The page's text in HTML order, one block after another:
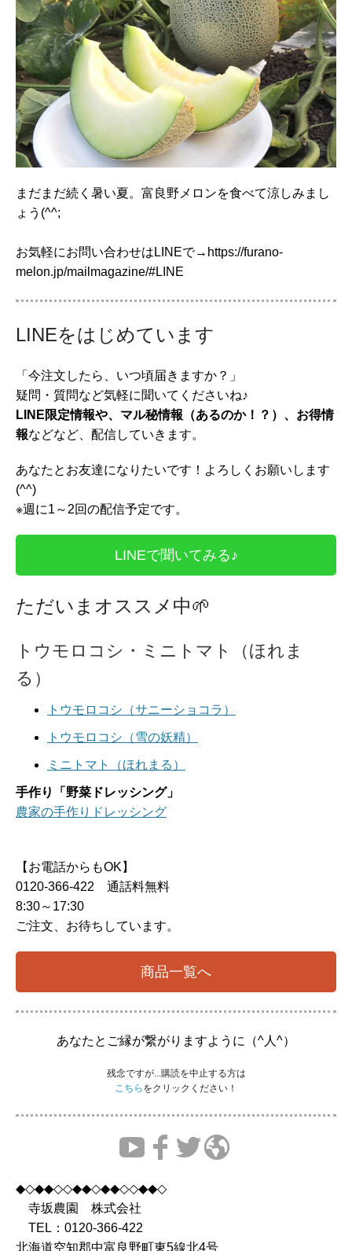
まだまだ続く暑い夏。富良野メロンを食べて涼しみまし
ょう(^^;
お気軽にお問い合わせはLINEで→https://furano-
melon.jp/mailmagazine/#LINE
LINEをはじめています
「今注文したら、いつ頃届きますか？」
疑問・質問など気軽に聞いてくださいね♪
LINE限定情報や、マル秘情報（あるのか！？）、お得情
報などなど、配信していきます。
あなたとお友達になりたいです！よろしくお願いします
(^^)
※週に1～2回の配信予定です。
LINEで聞いてみる♪
ただいまオススメ中🌱
トウモロコシ・ミニトマト（ほれま
る）
トウモロコシ（サニーショコラ）
トウモロコシ（雪の妖精）
ミニトマト（ほれまる）
手作り「野菜ドレッシング」
農家の手作りドレッシング
【お電話からもOK】
0120-366-422 通話料無料
8:30～17:30
ご注文、お待ちしています。
商品一覧へ
あなたとご縁が繋がりますように（^人^）
残念ですが...購読を中止する方は
こちらをクリックください！
◆◇◆◆◇◇◆◆◇◆◆◇◇◆◆◇
寺坂農園 株式会社
TEL：0120-366-422
北海道空知郡中富良野町東5線北4号